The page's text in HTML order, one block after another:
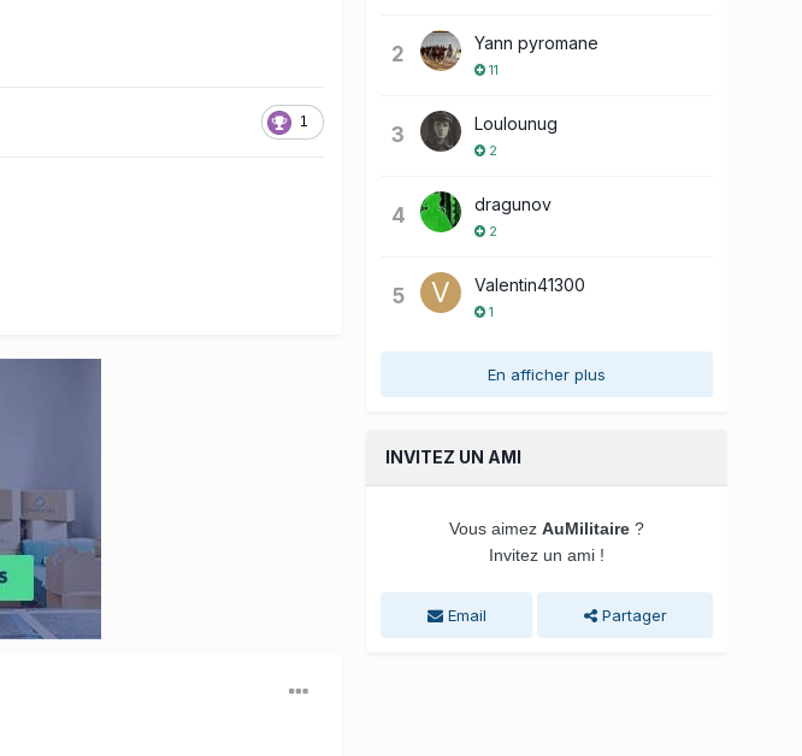
1
2 Yann pyromane
11
3 Loulounug
2
4 dragunov
2
5 Valentin41300
1
En afficher plus
INVITEZ UN AMI
Vous aimez AuMilitaire ?
Invitez un ami !
Email Partager